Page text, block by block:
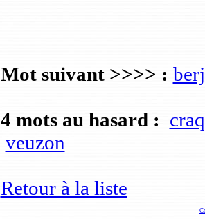
Mot suivant >>>> :
4 mots au hasard :
veuzon
Retour à la liste